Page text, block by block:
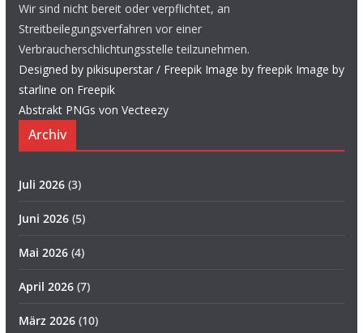
Wir sind nicht bereit oder verpflichtet, an
Streitbeilegungsverfahren vor einer
Verbraucherschlichtungsstelle teilzunehmen.
Designed by pikisuperstar / Freepik Image by freepik Image by
starline on Freepik
Abstrakt PNGs von Vecteezy
Archiv
Juli 2026(3)
Juni 2026(5)
Mai 2026(4)
April 2026(7)
März 2026(10)